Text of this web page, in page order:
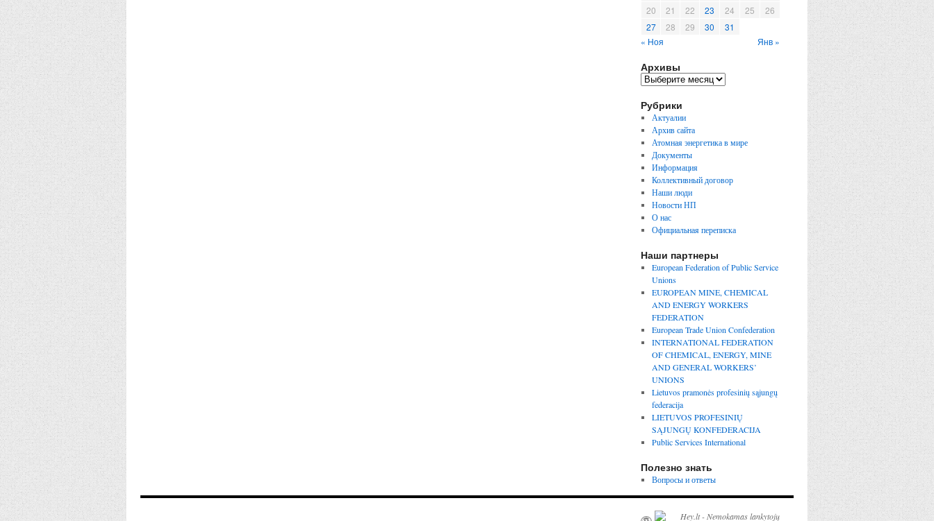
« Ноя Янв »
20
21 22 23 24 25
26
27
28 29 30 31
Архивы
Рубрики
Актуалии
Архив сайта
Атомная энергетика в мире
Документы
Информация
Коллективный договор
Наши люди
Новости НП
О нас
Официальная переписка
Наши партнеры
European Federation of Public Service
Unions
EUROPEAN MINE, CHEMICAL
AND ENERGY WORKERS
FEDERATION
European Trade Union Confederation
INTERNATIONAL FEDERATION
OF CHEMICAL, ENERGY, MINE
AND GENERAL WORKERS’
UNIONS
Lietuvos pramonės profesinių sąjungų
federacija
LIETUVOS PROFESINIŲ
SĄJUNGŲ KONFEDERACIJA
Public Services International
Полезно знать
Вопросы и ответы